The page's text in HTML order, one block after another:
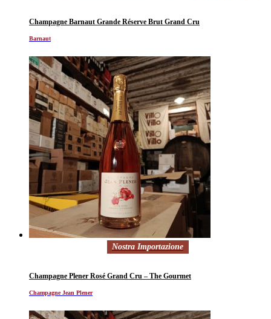
Champagne Barnaut Grande Réserve Brut Grand Cru
Barnaut
Nostra Importazione
Champagne Plener Rosé Grand Cru – The Gourmet
Champagne Jean Plener